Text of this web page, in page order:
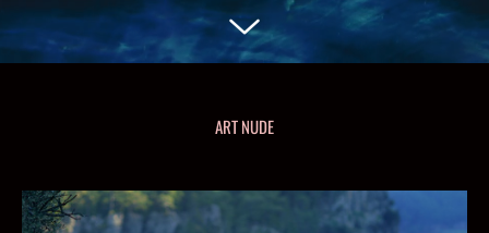
ART NUDE